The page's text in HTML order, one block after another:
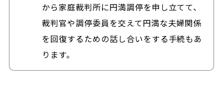
から家庭裁判所に円満調停を申し立てて、
裁判官や調停委員を交えて円満な夫婦関係
を回復するための話し合いをする手続もあ
ります。